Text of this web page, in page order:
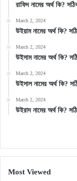
রাফিদ নামের অর্থ কি?
March 2, 2024
উইয়াম নামের অর্থ
March 2, 2024
উইসাম নামের অর্থ কি?
March 2, 2024
উইসাল নামের অর্থ কি?
March 2, 2024
উইরাদ নামের অর্থ
Most Viewed